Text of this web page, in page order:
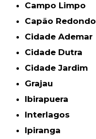
Campo Limpo
Capão Redondo
Cidade Ademar
Cidade Dutra
Cidade Jardim
Grajau
Ibirapuera
Interlagos
Ipiranga